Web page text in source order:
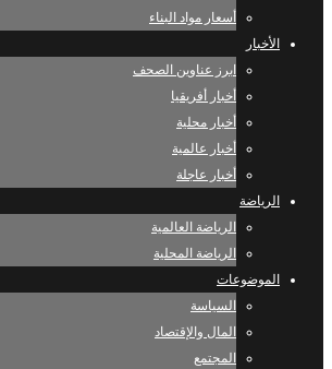
أسعار مواد البناء
الأخبار
ابرز عناوين الصحف
أخبار أفريقيا
أخبار محلية
أخبار عالمية
أخبار عاجلة
الرياضة
الرياضة العالمية
الرياضة المحلية
الموضوعات
السياسة
المال والإقتصاد
المجتمع